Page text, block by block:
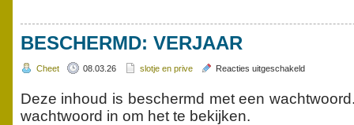
BESCHERMD: VERJAAR
Cheet 08.03.26 slotje en prive Reacties uitgeschakeldvoor
verjaar
Deze inhoud is beschermd met een
wachtwoord in om het te bekijken.